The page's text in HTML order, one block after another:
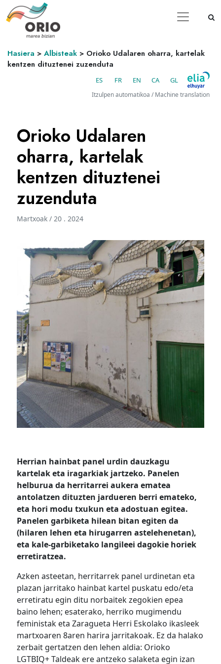
Hasiera > Albisteak > Orioko Udalaren oharra, kartelak
kentzen dituztenei zuzenduta
ES FR EN CA GL
Itzulpen automatikoa / Machine translation
Orioko Udalaren
oharra, kartelak
kentzen dituztenei
zuzenduta
Martxoak / 20 . 2024
Herrian hainbat panel urdin dauzkagu
kartelak eta iragarkiak jartzeko. Panelen
helburua da herritarrei aukera ematea
antolatzen dituzten jardueren berri emateko,
eta hori modu txukun eta adostuan egitea.
Panelen garbiketa hilean bitan egiten da
(hilaren lehen eta hirugarren astelehenetan),
eta kale-garbiketako langileei dagokie horiek
erretiratzea.
Azken asteetan, herritarrek panel urdinetan eta
plazan jarritako hainbat kartel puskatu edo/eta
erretiratu egin ditu norbaitek zegokien epea
baino lehen; esaterako, herriko mugimendu
feministak eta Zaragueta Herri Eskolako ikasleek
martxoaren 8aren harira jarritakoak. Ez da halako
zerbait gertatzen den lehen aldia: Orioko
LGTBIQ+ Taldeak ere antzeko salaketa egin izan